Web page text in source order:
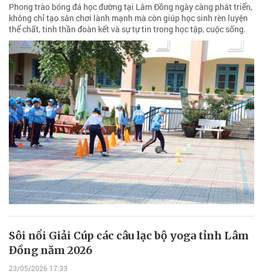
Phong trào bóng đá học đường tại Lâm Đồng ngày càng phát triển,
không chỉ tạo sân chơi lành mạnh mà còn giúp học sinh rèn luyện
thể chất, tinh thần đoàn kết và sự tự tin trong học tập, cuộc sống.
Sôi nổi Giải Cúp các câu lạc bộ yoga tỉnh Lâm
Đồng năm 2026
23/05/2026 17:33